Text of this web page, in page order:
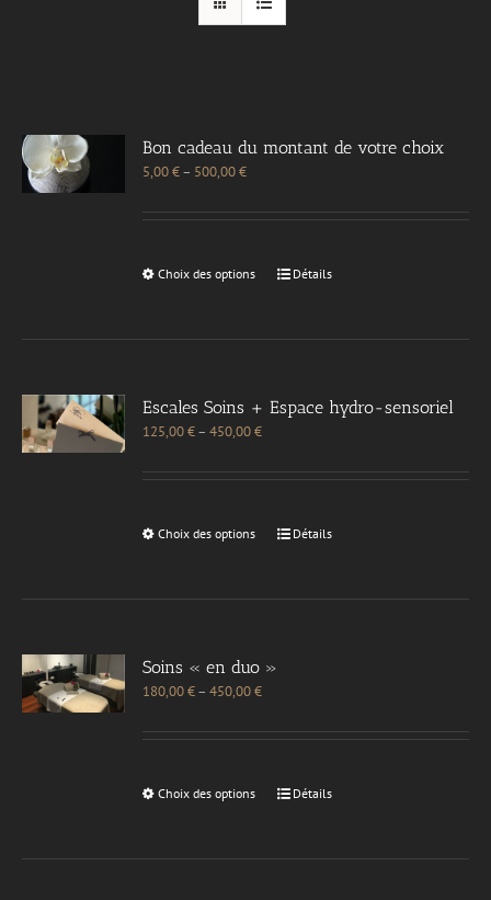
Bon cadeau du montant de votre choix
5,00€– 500,00€
Choix des options Détails
Escales Soins + Espace hydro-sensoriel
125,00€–450,00€
Choix des options Détails
Soins « en duo »
180,00€–450,00€
Choix des options Détails